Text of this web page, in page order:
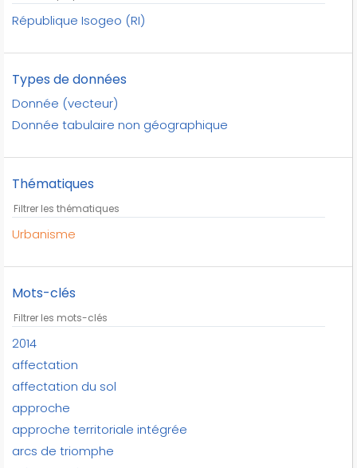
République Isogeo (RI)
Types de données
Donnée (vecteur)
Donnée tabulaire non géographique
Thématiques
Urbanisme
Mots-clés
2014
affectation
affectation du sol
approche
approche territoriale intégrée
arcs de triomphe